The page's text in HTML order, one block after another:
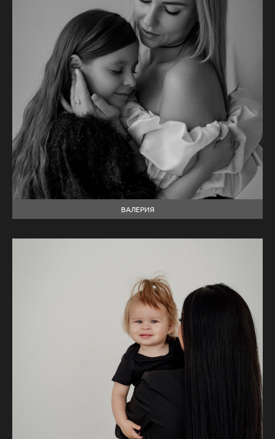
ВАЛЕРИЯ